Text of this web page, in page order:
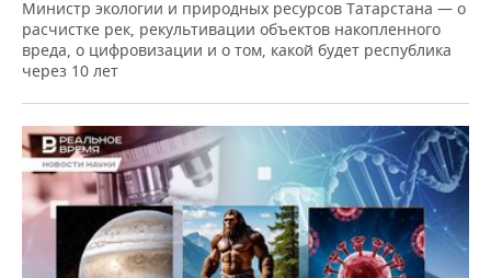
Министр экологии и природных ресурсов Татарстана — о
расчистке рек, рекультивации объектов накопленного
вреда, о цифровизации и о том, какой будет республика
через 10 лет